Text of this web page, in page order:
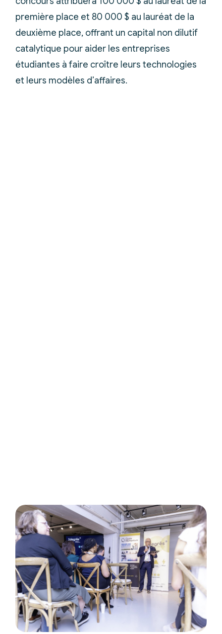
première place et 80 000 $ au lauréat de la
deuxième place, offrant un capital non dilutif
catalytique pour aider les entreprises
étudiantes à faire croître leurs technologies
et leurs modèles d’affaires.